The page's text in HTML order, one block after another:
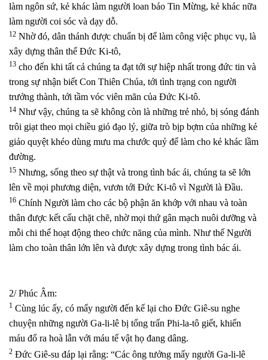
làm ngôn sứ, kẻ khác làm người loan báo Tin Mừng, kẻ khác nữa
làm người coi sóc và dạy dỗ.
12 Nhờ đó, dân thánh được chuẩn bị để làm công việc phục vụ, là
xây dựng thân thể Đức Ki-tô,
13 cho đến khi tất cả chúng ta đạt tới sự hiệp nhất trong đức tin và
trong sự nhận biết Con Thiên Chúa, tới tình trạng con người
trưởng thành, tới tầm vóc viên mãn của Đức Ki-tô.
14 Như vậy, chúng ta sẽ không còn là những trẻ nhỏ, bị sóng đánh
trôi giạt theo mọi chiều gió đạo lý, giữa trò bịp bợm của những kẻ
giảo quyệt khéo dùng mưu ma chước quỷ để làm cho kẻ khác lầm
đường.
15 Nhưng, sống theo sự thật và trong tình bác ái, chúng ta sẽ lớn
lên về mọi phương diện, vươn tới Đức Ki-tô vì Người là Đầu.
16 Chính Người làm cho các bộ phận ăn khớp với nhau và toàn
thân được kết cấu chặt chẽ, nhờ mọi thứ gân mạch nuôi dưỡng và
mỗi chi thể hoạt động theo chức năng của mình. Như thế Người
làm cho toàn thân lớn lên và được xây dựng trong tình bác ái.
2/ Phúc Âm:
1 Cùng lúc ấy, có mấy người đến kể lại cho Đức Giê-su nghe
chuyện những người Ga-li-lê bị tổng trấn Phi-la-tô giết, khiến
máu đổ ra hoà lẫn với máu tế vật họ đang dâng.
2 Đức Giê-su đáp lại rằng: “Các ông tưởng mấy người Ga-li-lê